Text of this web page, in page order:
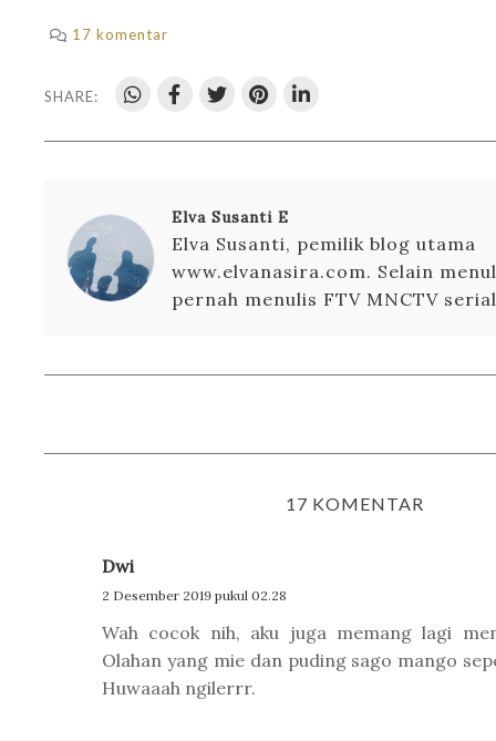
17 komentar
SHARE:
Elva Susanti E
Elva Susanti, pemilik blog utama
www.elvanasira.com. Selain
pernah menulis FTV MNCTV
17 KOMENTAR
Dwi
2 Desember 2019 pukul 02.28
Wah cocok nih, aku juga memang lagi
Olahan yang mie dan puding sago mango
Huwaaah ngilerrr.